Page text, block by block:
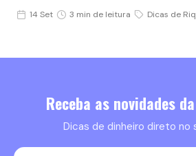
14 Set 3 min de leitura Dicas de
Receba as novidades
Dicas de dinheiro direto no